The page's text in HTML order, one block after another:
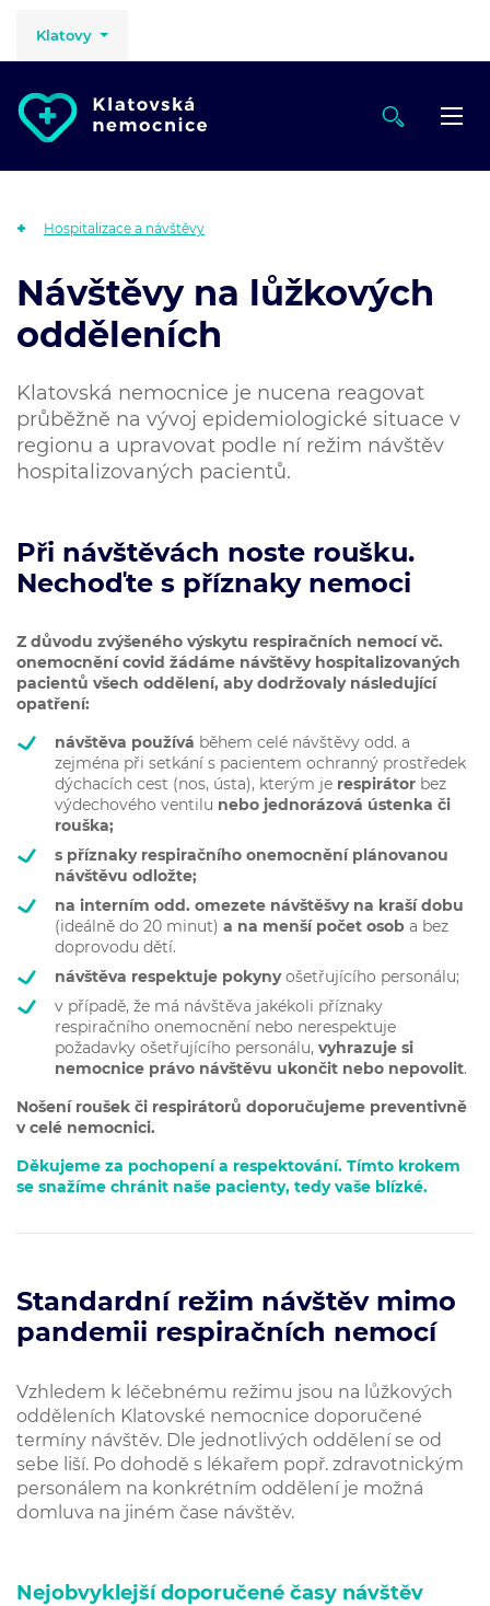
Klatovy
Hospitalizace a návštěvy
Návštěvy na lůžkových
odděleních
Klatovská nemocnice je nucena reagovat
průběžně na vývoj epidemiologické situace v
regionu a upravovat podle ní režim návštěv
hospitalizovaných pacientů.
Při návštěvách noste roušku.
Nechoďte s příznaky nemoci
Z důvodu zvýšeného výskytu respiračních nemocí vč.
onemocnění covid žádáme návštěvy hospitalizovaných
pacientů všech oddělení, aby dodržovaly následující
opatření:
návštěva používá během celé návštěvy odd. a
zejména při setkání s pacientem ochranný prostředek
dýchacích cest (nos, ústa), kterým je respirátor bez
výdechového ventilu nebo jednorázová ústenka či
rouška;
s příznaky respiračního onemocnění plánovanou
návštěvu odložte;
na interním odd. omezete návštěšvy na kraší dobu
(ideálně do 20 minut) a na menší počet osob a bez
doprovodu dětí.
návštěva respektuje pokynyošetřujícího personálu;
v případě, že má návštěva jakékoli příznaky
respiračního onemocnění nebo nerespektuje
požadavky ošetřujícího personálu, vyhrazuje si
nemocnice právo návštěvu ukončit nebo nepovolit.
Nošení roušek či respirátorů doporučujeme preventivně
v celé nemocnici.
Děkujeme za pochopení a respektování. Tímto krokem
se snažíme chránit naše pacienty, tedy vaše blízké.
Standardní režim návštěv mimo
pandemii respiračních nemocí
Vzhledem k léčebnému režimu jsou na lůžkových
odděleních Klatovské nemocnice doporučené
termíny návštěv. Dle jednotlivých oddělení se od
sebe liší. Po dohodě s lékařem popř. zdravotnickým
personálem na konkrétním oddělení je možná
domluva na jiném čase návštěv.
Nejobvyklejší doporučené časy návštěv